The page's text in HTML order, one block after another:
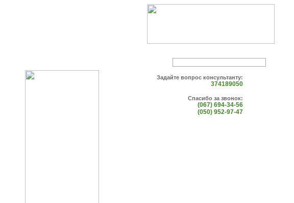
Задайте вопрос консультанту:
374189050
Спасибо за звонок:
(067) 694-34-56
(050) 952-97-47